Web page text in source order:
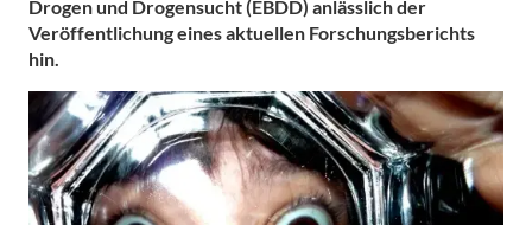
Drogen und Drogensucht (EBDD) anlässlich der
Veröffentlichung eines aktuellen Forschungsberichts
hin.